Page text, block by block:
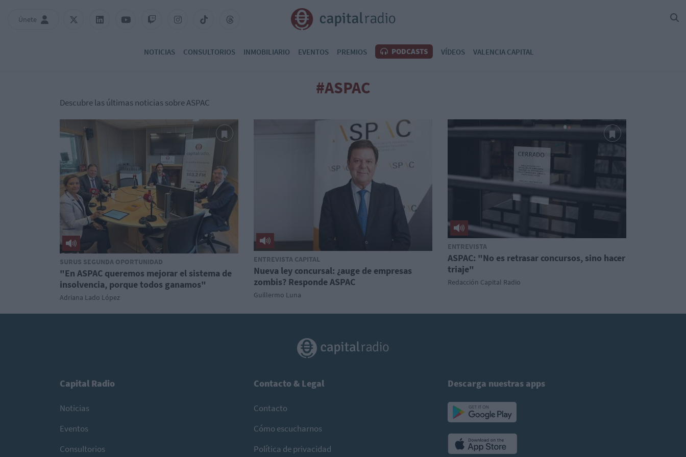
Únete
NOTICIAS CONSULTORIOS INMOBILIARIO EVENTOS PREMIOS PODCASTS VÍDEOS VALENCIA CAPITAL
#ASPAC
Descubre las últimas noticias sobre ASPAC
SURUS SEGUNDA OPORTUNIDAD
"En ASPAC queremos mejorar el sistema de
insolvencia, porque todos ganamos"
Adriana Lado López
ENTREVISTA CAPITAL
Nueva ley concursal: ¿auge de empresas
zombis? Responde ASPAC
Guillermo Luna
ENTREVISTA
ASPAC: "No es retrasar concursos, sino hacer
triaje"
Redacción Capital Radio
Capital Radio
Noticias
Eventos
Consultorios
Contacto & Legal
Contacto
Cómo escucharnos
Política de privacidad
Descarga nuestras apps